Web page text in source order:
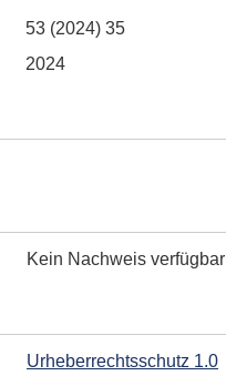
53 (2024) 35
2024
Kein Nachweis verfügbar
Urheberrechtsschutz 1.0